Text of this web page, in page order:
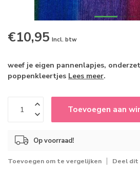
€10,95 Incl. btw
weef je eigen pannenlapjes,
poppenkleertjes Lees meer.
Toevoegen aan
Op voorraad!
Toevoegen om te vergelijken Deel dit